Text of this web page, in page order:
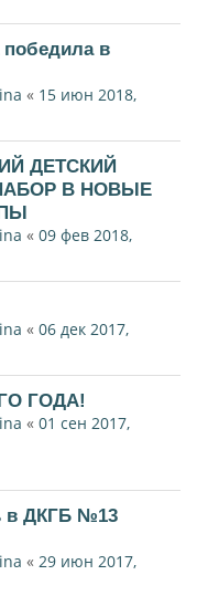
в
« 15 июн 2018,
ДЕТСКИЙ
В НОВЫЕ
« 09 фев 2018,
« 06 дек 2017,
ГОДА!
« 01 сен 2017,
в ДКГБ №13
« 29 июн 2017,